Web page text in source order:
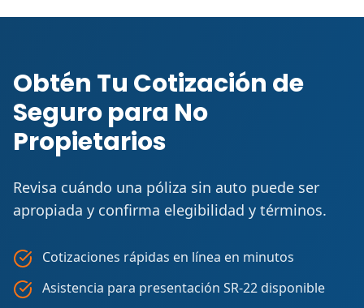
Obtén Tu Cotización de
Seguro para No
Propietarios
Revisa cuándo una póliza sin auto puede ser
apropiada y confirma elegibilidad y términos.
Cotizaciones rápidas en línea en minutos
Asistencia para presentación SR-22 disponible